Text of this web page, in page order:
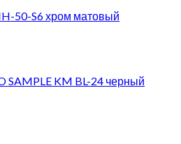
50-S6 хром матовый
SAMPLE KM BL-24 черный